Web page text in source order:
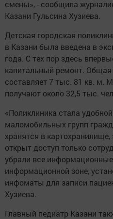
смены», - сообщила
Казани Гульсина Хузиева.
Детская городская
в Казани была введена в
года. С тех пор здесь
капитальный ремонт.
составляет 7 тыс. 81 кв. м.
получают около 32,5 тыс.
«Поликлиника стала
маломобильных групп
хранятся в
открыт доступ только
убрали все
информационной зоне,
инфоматы для записи
Хузиева.
Главный педиатр Казани